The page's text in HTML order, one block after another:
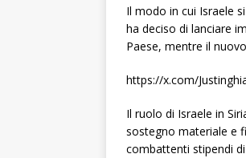
Il modo in cui Israele
ha deciso di lanciare
Paese, mentre il
https://x.com/
Il ruolo di Israele in
sostegno materiale e
combattenti stipendi